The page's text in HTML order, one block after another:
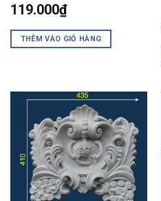
119.000₫
THÊM VÀO GIỎ HÀNG